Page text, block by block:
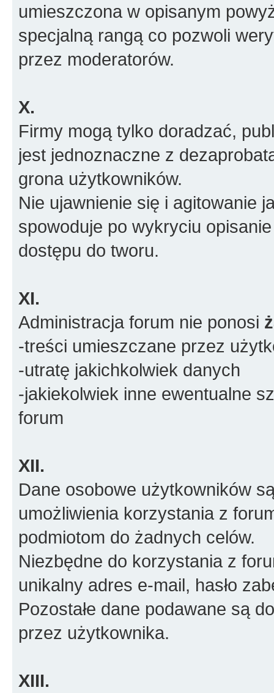
umieszczona w opisanym
specjalną rangą co pozwoli
przez moderatorów.
X.
Firmy mogą tylko doradzać,
jest jednoznaczne z
grona użytkowników.
Nie ujawnienie się i agitowanie
spowoduje po wykryciu
dostępu do tworu.
XI.
Administracja forum nie ponosi
-treści umieszczane przez
-utratę jakichkolwiek danych
-jakiekolwiek inne ewentualne
forum
XII.
Dane osobowe użytkowników
umożliwienia korzystania z
podmiotom do żadnych celów.
Niezbędne do korzystania z
unikalny adres e-mail, hasło
Pozostałe dane podawane są
przez użytkownika.
XIII.